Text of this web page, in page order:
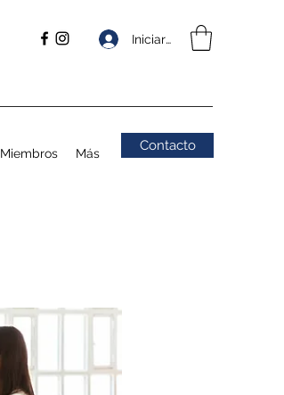
Iniciar sesión
Miembros Más Contacto